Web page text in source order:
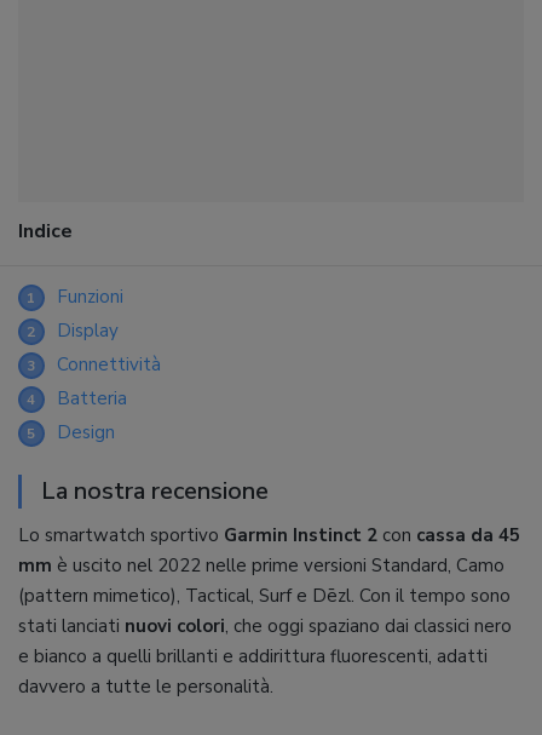
Indice
1 Funzioni
2 Display
3 Connettività
4 Batteria
5 Design
La nostra recensione
Lo smartwatch sportivo Garmin Instinct 2 con cassa da 45
mm è uscito nel 2022 nelle prime versioni Standard, Camo
(pattern mimetico), Tactical, Surf e Dēzl. Con il tempo sono
stati lanciati nuovi colori, che oggi spaziano dai classici nero
e bianco a quelli brillanti e addirittura fluorescenti, adatti
davvero a tutte le personalità.